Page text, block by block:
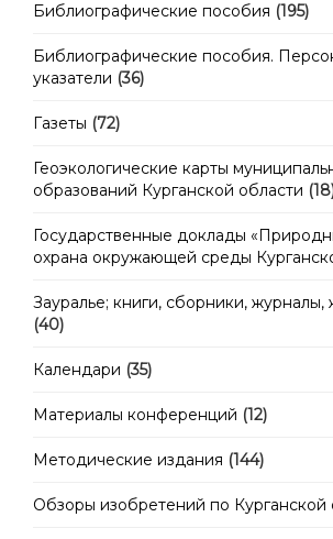
Библиографические пособия (195)
Библиографические пособия.
указатели (36)
Газеты (72)
Геоэкологические карты
образований Курганской области
Государственные доклады
охрана окружающей среды
Зауралье; книги, сборники, журналы,
(40)
Календари (35)
Материалы конференций (12)
Методические издания (144)
Обзоры изобретений по Курганской